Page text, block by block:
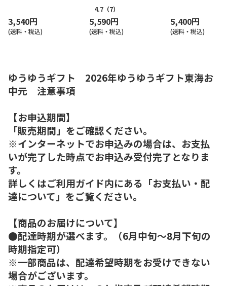
3,540円
(送料・税込)
4.7 （7）
5,590円
(送料・税込)
5,400円
(送料・税込)
ゆうゆうギフト 2026年ゆうゆうギフト東海お
中元 注意事項
【お申込期間】
「販売期間」をご確認ください。
※インターネットでお申込みの場合は、お支払
いが完了した時点でお申込み受付完了となりま
す。
詳しくはご利用ガイド内にある「お支払い・配
達について」をご覧ください。
【商品のお届けについて】
●配達時期が選べます。（6月中旬～8月下旬の
時期指定可）
※一部商品は、配達希望時期をお受けできない
場合がございます。